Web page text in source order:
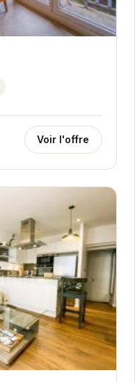
Voir l'offre